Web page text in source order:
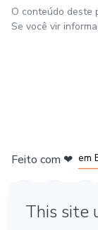
O conteúdo deste
Se você vir
Feito com ❤ em